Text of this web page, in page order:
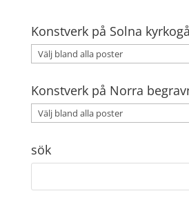
Konstverk på Solna
Konstverk på Norra
sök